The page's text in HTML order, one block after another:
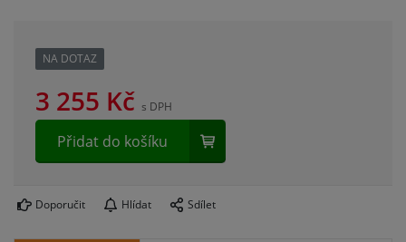
NA DOTAZ
3 255 Kč s DPH
Přidat do košíku
Doporučit Hlídat Sdílet